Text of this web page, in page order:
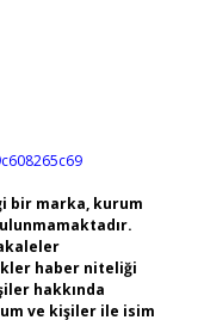
bir marka, kurum
haber niteliği
hakkında
ve kişiler ile isim